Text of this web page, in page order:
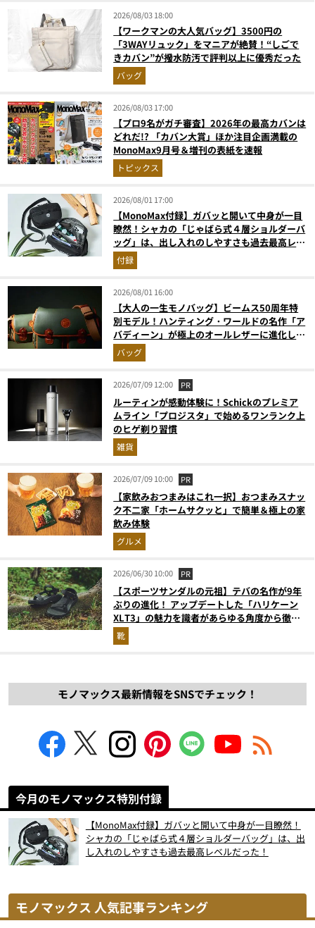
2026/08/03 18:00
【ワークマンの大人気バッグ】3500円の
「3WAYリュック」をマニアが絶賛！“しごで
きカバン”が撥水防汚で評判以上に優秀だった
バッグ
2026/08/03 17:00
【プロ9名がガチ審査】2026年の最高カバンは
どれだ!? 「カバン大賞」ほか注目企画満載の
MonoMax9月号＆増刊の表紙を速報
トピックス
2026/08/01 17:00
【MonoMax付録】ガバッと開いて中身が一目
瞭然！シャカの「じゃばら式４層ショルダーバ
ッグ」は、出し入れのしやすさも過去最高レベ
ルだった！
付録
2026/08/01 16:00
【大人の一生モノバッグ】ビームス50周年特
別モデル！ハンティング・ワールドの名作「ア
バディーン」が極上のオールレザーに進化して
登場
バッグ
2026/07/09 12:00 PR
ルーティンが感動体験に！Schickのプレミア
ムライン「プロジスタ」で始めるワンランク上
のヒゲ剃り習慣
雑貨
2026/07/09 10:00 PR
【家飲みおつまみはこれ一択】おつまみスナッ
ク不二家「ホームサクッと」で簡単＆極上の家
飲み体験
グルメ
2026/06/30 10:00 PR
【スポーツサンダルの元祖】テバの名作が9年
ぶりの進化！ アップデートした「ハリケーン
XLT3」の魅力を識者があらゆる角度から徹底
解説！
靴
モノマックス最新情報をSNSでチェック！
今月のモノマックス特別付録
【MonoMax付録】ガバッと開いて中身が一目瞭然！
シャカの「じゃばら式４層ショルダーバッグ」は、出
し入れのしやすさも過去最高レベルだった！
モノマックス 人気記事ランキング